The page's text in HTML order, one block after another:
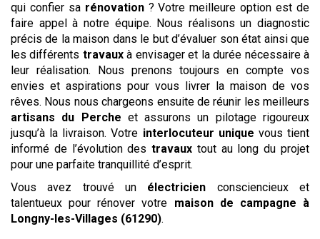
qui confier sa rénovation? Votre meilleure option est de
faire appel à notre équipe. Nous réalisons un diagnostic
précis de la maison dans le but d’évaluer son état ainsi que
les différents travauxà envisager et la durée nécessaire à
leur réalisation. Nous prenons toujours en compte vos
envies et aspirations pour vous livrer la maison de vos
rêves. Nous nous chargeons ensuite de réunir les meilleurs
artisans du Perche et assurons un pilotage rigoureux
jusqu’à la livraison. Votre interlocuteur unique vous tient
informé de l’évolution destravaux tout au long du projet
pour une parfaite tranquillité d’esprit.
Vous avez trouvé un électricien
consciencieux et
talentueux pour rénover votre maison de campagne à
Longny-les-Villages (61290).